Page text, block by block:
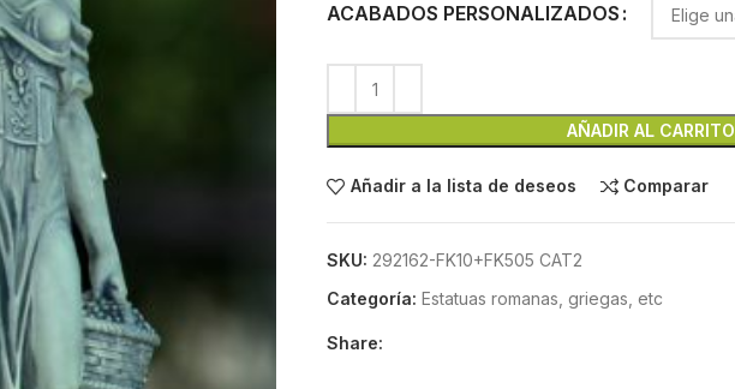
ACABADOS PERSONALIZADOS
AÑADIR AL CARRITO
Añadir a la lista de deseos Comparar
SKU: 292162-FK10+FK505 CAT2
Categoría: Estatuas romanas, griegas, etc
Share: